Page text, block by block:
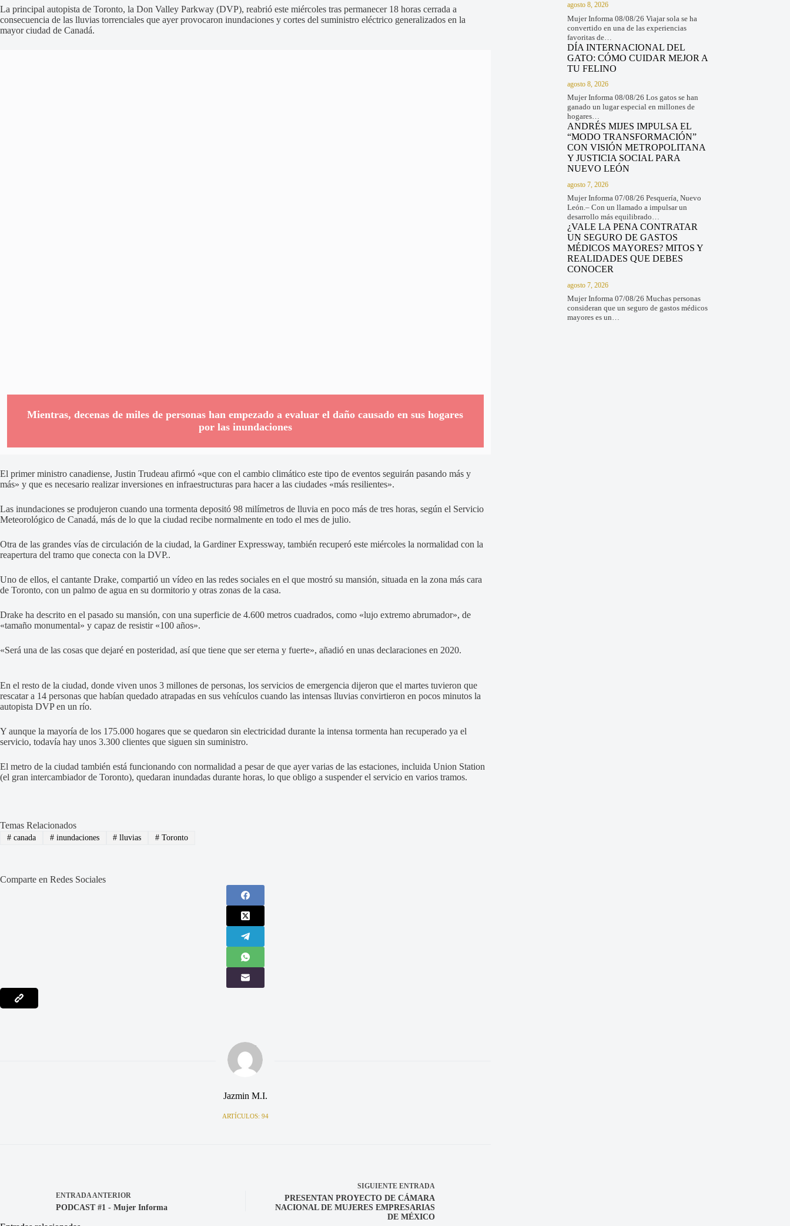
La principal autopista de Toronto, la Don Valley Parkway (DVP), reabrió este miércoles tras permanecer 18 horas cerrada a
consecuencia de las lluvias torrenciales que ayer provocaron inundaciones y cortes del suministro eléctrico generalizados en la
mayor ciudad de Canadá.
Mientras, decenas de miles de personas han empezado a evaluar el daño causado en sus hogares
por las inundaciones
El primer ministro canadiense, Justin Trudeau afirmó «que con el cambio climático este tipo de eventos seguirán pasando más y
más» y que es necesario realizar inversiones en infraestructuras para hacer a las ciudades «más resilientes».
Las inundaciones se produjeron cuando una tormenta depositó 98 milímetros de lluvia en poco más de tres horas, según el Servicio
Meteorológico de Canadá, más de lo que la ciudad recibe normalmente en todo el mes de julio.
Otra de las grandes vías de circulación de la ciudad, la Gardiner Expressway, también recuperó este miércoles la normalidad con la
reapertura del tramo que conecta con la DVP..
Uno de ellos, el cantante Drake, compartió un vídeo en las redes sociales en el que mostró su mansión, situada en la zona más cara
de Toronto, con un palmo de agua en su dormitorio y otras zonas de la casa.
Drake ha descrito en el pasado su mansión, con una superficie de 4.600 metros cuadrados, como «lujo extremo abrumador», de
«tamaño monumental» y capaz de resistir «100 años».
«Será una de las cosas que dejaré en posteridad, así que tiene que ser eterna y fuerte», añadió en unas declaraciones en 2020.
En el resto de la ciudad, donde viven unos 3 millones de personas, los servicios de emergencia dijeron que el martes tuvieron que
rescatar a 14 personas que habían quedado atrapadas en sus vehículos cuando las intensas lluvias convirtieron en pocos minutos la
autopista DVP en un río.
Y aunque la mayoría de los 175.000 hogares que se quedaron sin electricidad durante la intensa tormenta han recuperado ya el
servicio, todavía hay unos 3.300 clientes que siguen sin suministro.
El metro de la ciudad también está funcionando con normalidad a pesar de que ayer varias de las estaciones, incluida Union Station
(el gran intercambiador de Toronto), quedaran inundadas durante horas, lo que obligo a suspender el servicio en varios tramos.
Temas Relacionados
#canada #inundaciones # lluvias # Toronto
Comparte en Redes Sociales
Jazmin M.I.
ARTÍCULOS: 94
ENTRADAANTERIOR
PODCAST #1 - Mujer Informa
SIGUIENTE ENTRADA
PRESENTAN PROYECTO DE CÁMARA
NACIONAL DE MUJERES EMPRESARIAS
DE MÉXICO
agosto 8, 2026
Mujer Informa 08/08/26 Viajar sola se ha
convertido en una de las experiencias
favoritas de…
DÍA INTERNACIONAL DEL
GATO: CÓMO CUIDAR MEJOR A
TU FELINO
agosto 8, 2026
Mujer Informa 08/08/26 Los gatos se han
ganado un lugar especial en millones de
hogares…
ANDRÉS MIJES IMPULSA EL
“MODO TRANSFORMACIÓN”
CON VISIÓN METROPOLITANA
Y JUSTICIA SOCIAL PARA
NUEVO LEÓN
agosto 7, 2026
Mujer Informa 07/08/26 Pesquería, Nuevo
León.– Con un llamado a impulsar un
desarrollo más equilibrado…
¿VALE LA PENA CONTRATAR
UN SEGURO DE GASTOS
MÉDICOS MAYORES? MITOS Y
REALIDADES QUE DEBES
CONOCER
agosto 7, 2026
Mujer Informa 07/08/26 Muchas personas
consideran que un seguro de gastos médicos
mayores es un…